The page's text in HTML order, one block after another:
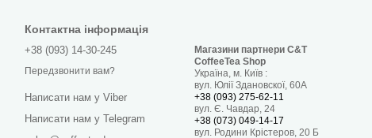
Контактна інформація
+38 (093) 14-30-245
Передзвонити вам?
Написати нам у Viber
Написати нам у Telegram
Магазини партнери C&T
CoffeeTea Shop
Україна, м. Київ :
вул. Юлії Здановскої, 60А
+38 (093) 275-62-11
вул. Є. Чавдар, 24
+38 (073) 049-14-17
вул. Родини Крістеров, 20 Б